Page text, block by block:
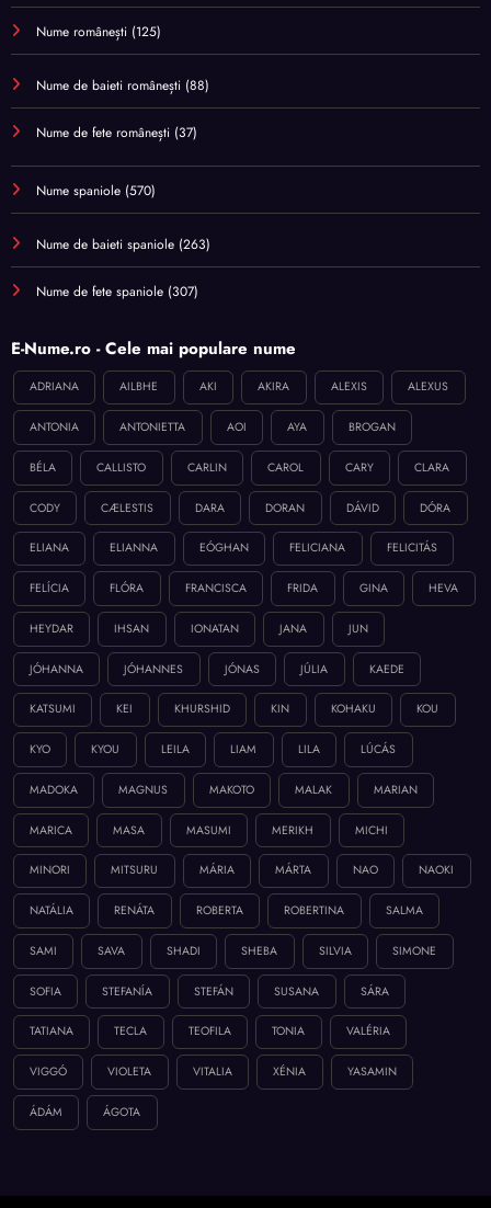
Nume românești (125)
Nume de baieti românești (88)
Nume de fete românești (37)
Nume spaniole (570)
Nume de baieti spaniole (263)
Nume de fete spaniole (307)
E-Nume.ro - Cele mai populare nume
ADRIANA AILBHE AKI AKIRA ALEXIS ALEXUS
ANTONIA ANTONIETTA AOI AYA BROGAN
BÉLA CALLISTO CARLIN CAROL CARY CLARA
CODY CÆLESTIS DARA DORAN DÁVID DÓRA
ELIANA ELIANNA EÓGHAN FELICIANA FELICITÁS
FELÍCIA FLÓRA FRANCISCA FRIDA GINA HEVA
HEYDAR IHSAN IONATAN JANA JUN
JÓHANNA JÓHANNES JÓNAS JÚLIA KAEDE
KATSUMI KEI KHURSHID KIN KOHAKU KOU
KYO KYOU LEILA LIAM LILA LÚCÁS
MADOKA MAGNUS MAKOTO MALAK MARIAN
MARICA MASA MASUMI MERIKH MICHI
MINORI MITSURU MÁRIA MÁRTA NAO NAOKI
NATÁLIA RENÁTA ROBERTA ROBERTINA SALMA
SAMI SAVA SHADI SHEBA SILVIA SIMONE
SOFIA STEFANÍA STEFÁN SUSANA SÁRA
TATIANA TECLA TEOFILA TONIA VALÉRIA
VIGGÓ VIOLETA VITALIA XÉNIA YASAMIN
ÁDÁM ÁGOTA